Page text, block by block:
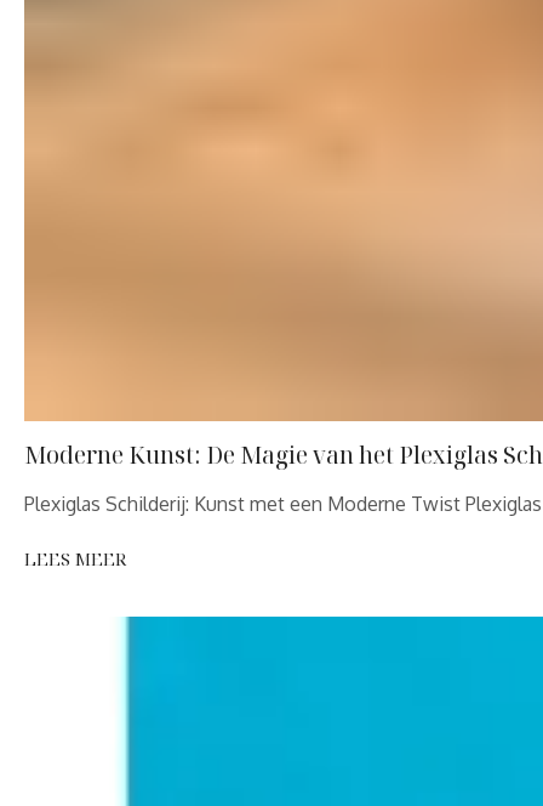
Moderne Kunst: De Magie van het Plexiglas
Plexiglas Schilderij: Kunst met een Moderne Twist
LEES MEER